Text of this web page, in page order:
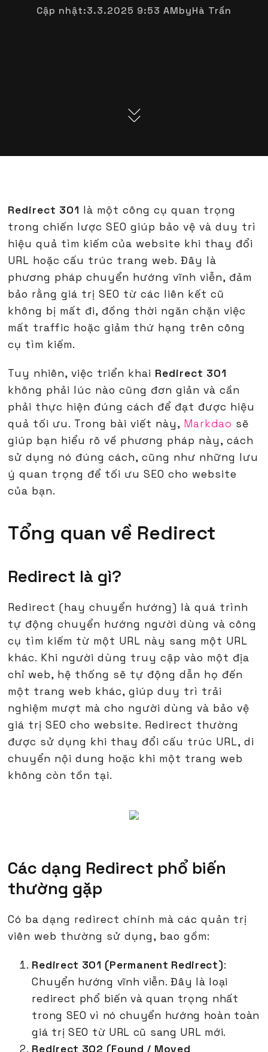
Cập nhật:3.3.2025 9:53 AMbyHà Trần
Redirect 301 là một công cụ quan trọng
trong chiến lược SEO giúp bảo vệ và duy trì
hiệu quả tìm kiếm của website khi thay đổi
URL hoặc cấu trúc trang web. Đây là
phương pháp chuyển hướng vĩnh viễn, đảm
bảo rằng giá trị SEO từ các liên kết cũ
không bị mất đi, đồng thời ngăn chặn việc
mất traffic hoặc giảm thứ hạng trên công
cụ tìm kiếm.
Tuy nhiên, việc triển khai Redirect 301
không phải lúc nào cũng đơn giản và cần
phải thực hiện đúng cách để đạt được hiệu
quả tối ưu. Trong bài viết này, Markdao sẽ
giúp bạn hiểu rõ về phương pháp này, cách
sử dụng nó đúng cách, cũng như những lưu
ý quan trọng để tối ưu SEO cho website
của bạn.
Tổng quan về Redirect
Redirect là gì?
Redirect (hay chuyển hướng) là quá trình
tự động chuyển hướng người dùng và công
cụ tìm kiếm từ một URL này sang một URL
khác. Khi người dùng truy cập vào một địa
chỉ web, hệ thống sẽ tự động dẫn họ đến
một trang web khác, giúp duy trì trải
nghiệm mượt mà cho người dùng và bảo vệ
giá trị SEO cho website. Redirect thường
được sử dụng khi thay đổi cấu trúc URL, di
chuyển nội dung hoặc khi một trang web
không còn tồn tại.
Các dạng Redirect phổ biến
thường gặp
Có ba dạng redirect chính mà các quản trị
viên web thường sử dụng, bao gồm:
Redirect 301 (Permanent Redirect):
Chuyển hướng vĩnh viễn. Đây là loại
redirect phổ biến và quan trọng nhất
trong SEO vì nó chuyển hướng hoàn toàn
giá trị SEO từ URL cũ sang URL mới.
Redirect 302 (Found / Moved